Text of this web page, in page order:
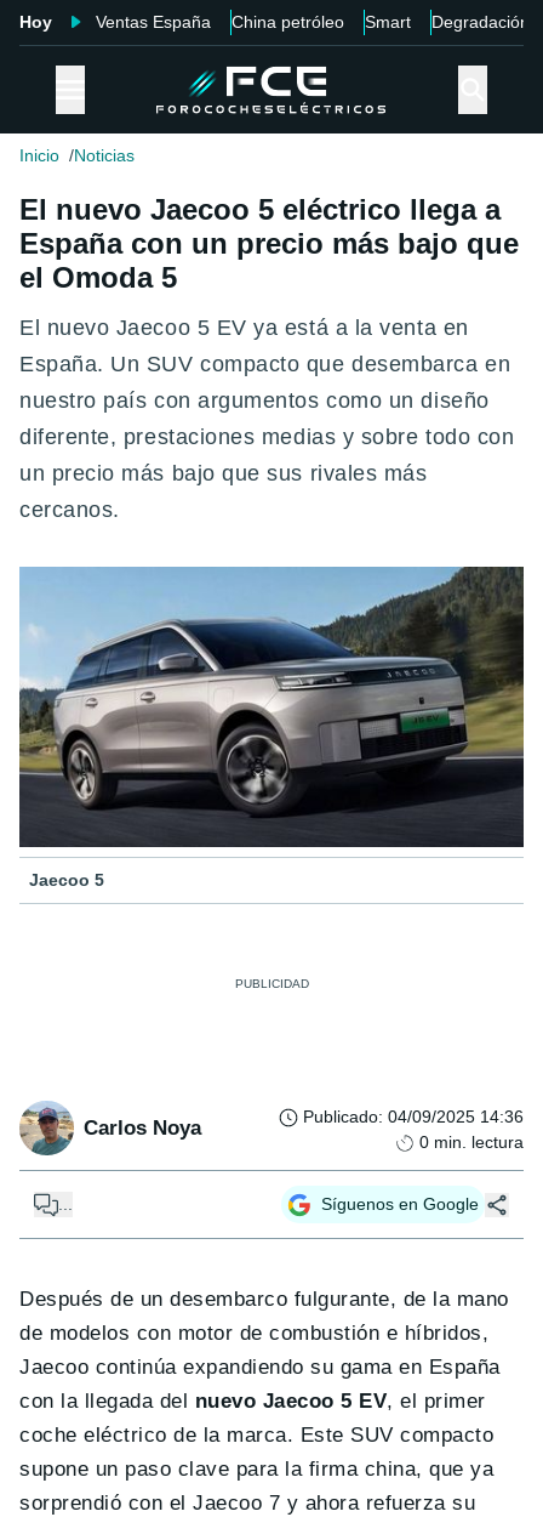
Hoy Ventas España China petróleo Smart Degradación
Inicio Noticias
El nuevo Jaecoo 5 eléctrico llega a
España con un precio más bajo que
el Omoda 5
E l nuevo Jaecoo 5 EV ya está a la venta en
España. Un SUV compacto que desembarca en
nuestro país con argumentos como un diseño
diferente, prestaciones medias y sobre todo con
un precio más bajo que sus rivales más
cercanos.
Jaecoo 5
Carlos Noya Publicado: 04/09/2025 14:36
0 min. lectura
... Síguenos en Google
Después de un desembarco fulgurante, de la mano
de modelos con motor de combustión e híbridos,
Jaecoo continúa expandiendo su gama en España
con la llegada del nuevo Jaecoo 5 EV, el primer
coche eléctrico de la marca. Este SUV compacto
supone un paso clave para la firma china, que ya
sorprendió con el Jaecoo 7 y ahora refuerza su